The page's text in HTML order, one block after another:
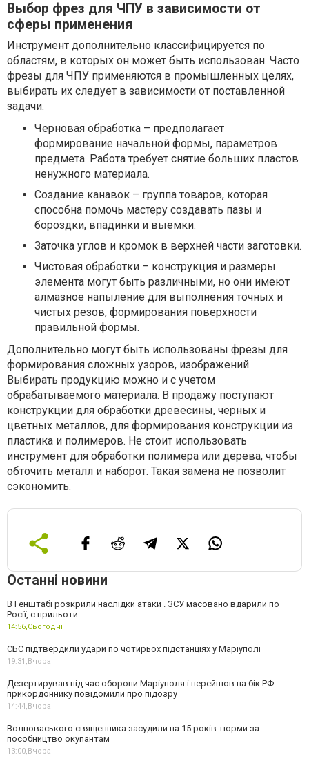
Выбор фрез для ЧПУ в зависимости от
сферы применения
Инструмент дополнительно классифицируется по
областям, в которых он может быть использован. Часто
фрезы для ЧПУ применяются в промышленных целях,
выбирать их следует в зависимости от поставленной
задачи:
Черновая обработка – предполагает
формирование начальной формы, параметров
предмета. Работа требует снятие больших пластов
ненужного материала.
Создание канавок – группа товаров, которая
способна помочь мастеру создавать пазы и
бороздки, впадинки и выемки.
Заточка углов и кромок в верхней части заготовки.
Чистовая обработки – конструкция и размеры
элемента могут быть различными, но они имеют
алмазное напыление для выполнения точных и
чистых резов, формирования поверхности
правильной формы.
Дополнительно могут быть использованы фрезы для
формирования сложных узоров, изображений.
Выбирать продукцию можно и с учетом
обрабатываемого материала. В продажу поступают
конструкции для обработки древесины, черных и
цветных металлов, для формирования конструкции из
пластика и полимеров. Не стоит использовать
инструмент для обработки полимера или дерева, чтобы
обточить металл и наборот. Такая замена не позволит
сэкономить.
Останні новини
В Генштабі розкрили наслідки атаки . ЗСУ масовано вдарили по
Росії, є прильоти
14:56,Сьогодні
СБС підтвердили удари по чотирьох підстанціях у Маріуполі
19:31,Вчора
Дезертирував під час оборони Маріуполя і перейшов на бік РФ:
прикордоннику повідомили про підозру
14:44,Вчора
Волноваського священника засудили на 15 років тюрми за
пособництво окупантам
13:00,Вчора